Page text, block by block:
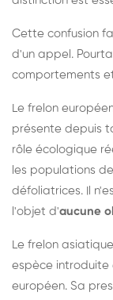
Cette confusion
d'un appel.
comportements
Le frelon
présente depuis
rôle écologique
les populations
défoliatrices. Il
l'objet d'aucune
Le frelon asiatique
espèce introduite
européen. Sa